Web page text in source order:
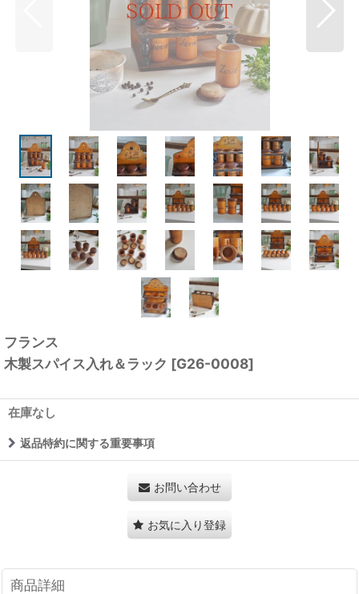
フランス
木製スパイス入れ＆ラック [G26-0008]
在庫なし
返品特約に関する重要事項
お問い合わせ
お気に入り登録
商品詳細